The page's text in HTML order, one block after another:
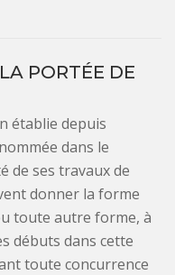
PORTÉE DE
établie depuis
dans le
de ses travaux de
donner la forme
toute autre forme, à
débuts dans cette
toute concurrence